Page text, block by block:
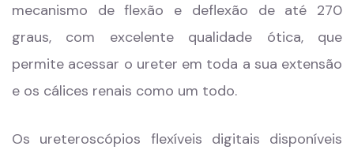
mecanismo de flexão e deflexão de até 270
graus, com excelente qualidade ótica, que
permite acessar o ureter em toda a sua extensão
e os cálices renais como um todo.
Os ureteroscópios flexíveis digitais disponíveis